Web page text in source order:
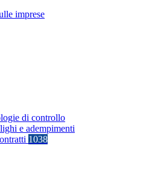
imprese
di controllo
e adempimenti
1038